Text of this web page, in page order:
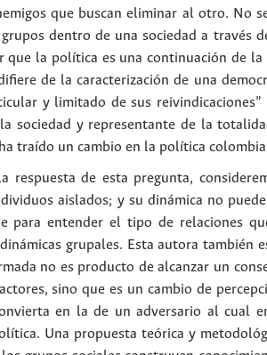
que buscan eliminar al otro. No
dentro de una sociedad a través
que la política es una continuación de
de la caracterización de una
y limitado de sus reivindicaciones”
sociedad y representante de la
traído un cambio en la política
respuesta de esta pregunta,
aislados; y su dinámica no
para entender el tipo de relaciones
grupales. Esta autora
no es producto de alcanzar un
sino que es un cambio de
en la de un adversario al cual
Una propuesta teórica y